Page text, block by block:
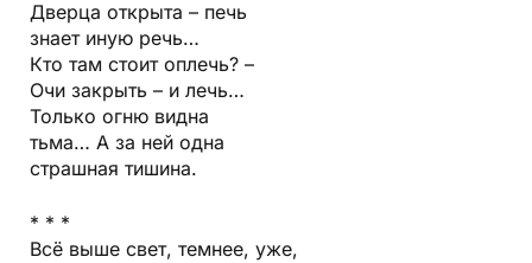
Дверца открыта – печь
знает иную речь…
Кто там стоит оплечь? –
Очи закрыть – и лечь…
Только огню видна
тьма… А за ней одна
страшная тишина.
* * *
Всё выше свет, темнее, уже,